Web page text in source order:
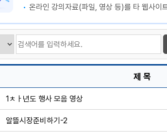
온라인 강의자료(파일, 영상 등)를 타 웹사이
제 목
1ㅊㅏ년도 행사 모음 영상
알뜰시장준비하기-2